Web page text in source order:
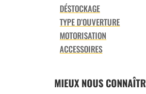
DÉSTOCKAGE
TYPE D’OUVERTURE
MOTORISATION
ACCESSOIRES
MIEUX NOUS